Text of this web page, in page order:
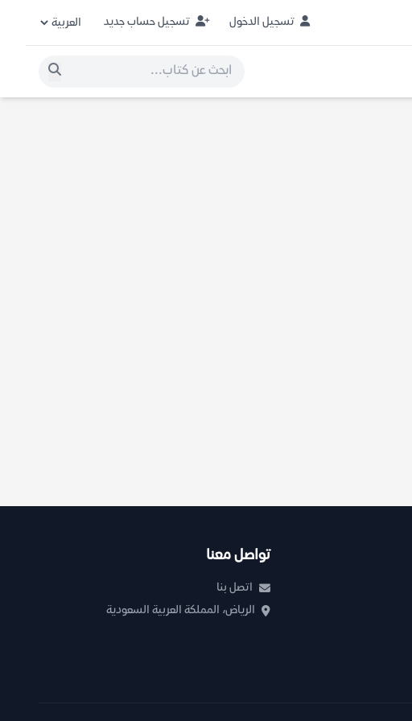
تسجيل الدخول تسجيل حساب جديد
تواصل معنا
اتصل بنا
الرياض، المملكة العربية السعودية